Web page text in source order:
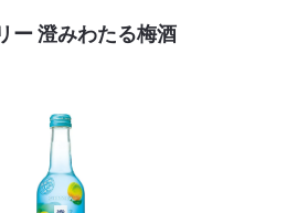
ー 澄みわたる梅酒